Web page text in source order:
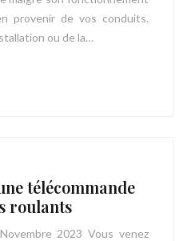
provenir de vos conduits.
ou de la…
télécommande
roulants
2023 Vous venez